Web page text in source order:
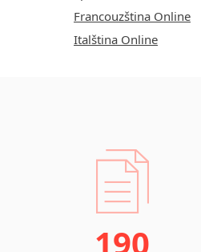
Francouzština Online
Italština Online
190